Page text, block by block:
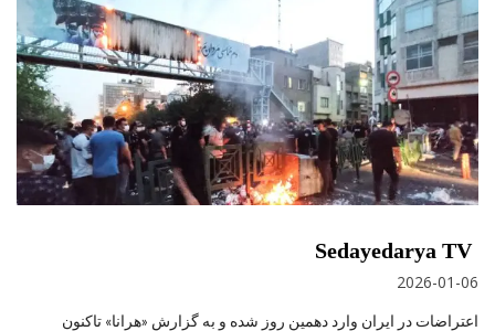
Sedayedarya TV
2026-01-06
اعتراضات در ایران وارد دهمین روز شده و به گزارش «هرانا» تاکنون